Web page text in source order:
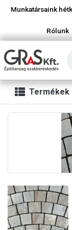
Munkatársaink
Rólunk
Termékek